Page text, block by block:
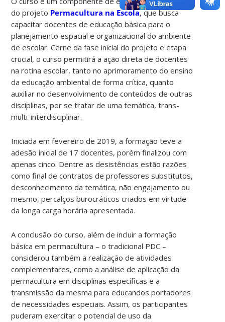
do projeto Permacultura na Escola, que busca
capacitar docentes de educação básica para o
planejamento espacial e organizacional do ambiente
de escolar. Cerne da fase inicial do projeto e etapa
crucial, o curso permitirá a ação direta de docentes
na rotina escolar, tanto no aprimoramento do ensino
da educação ambiental de forma crítica, quanto
auxiliar no desenvolvimento de conteúdos de outras
disciplinas, por se tratar de uma temática, trans-
multi-interdisciplinar.
Iniciada em fevereiro de 2019, a formação teve a
adesão inicial de 17 docentes, porém finalizou com
apenas cinco. Dentre as desistências estão razões
como final de contratos de professores substitutos,
desconhecimento da temática, não engajamento ou
mesmo, percalços burocráticos criados em virtude
da longa carga horária apresentada.
A conclusão do curso, além de incluir a formação
básica em permacultura – o tradicional PDC –
considerou também a realização de atividades
complementares, como a análise de aplicação da
permacultura em disciplinas específicas e a
transmissão da mesma para educandos portadores
de necessidades especiais. Assim, os participantes
puderam exercitar o potencial de uso da